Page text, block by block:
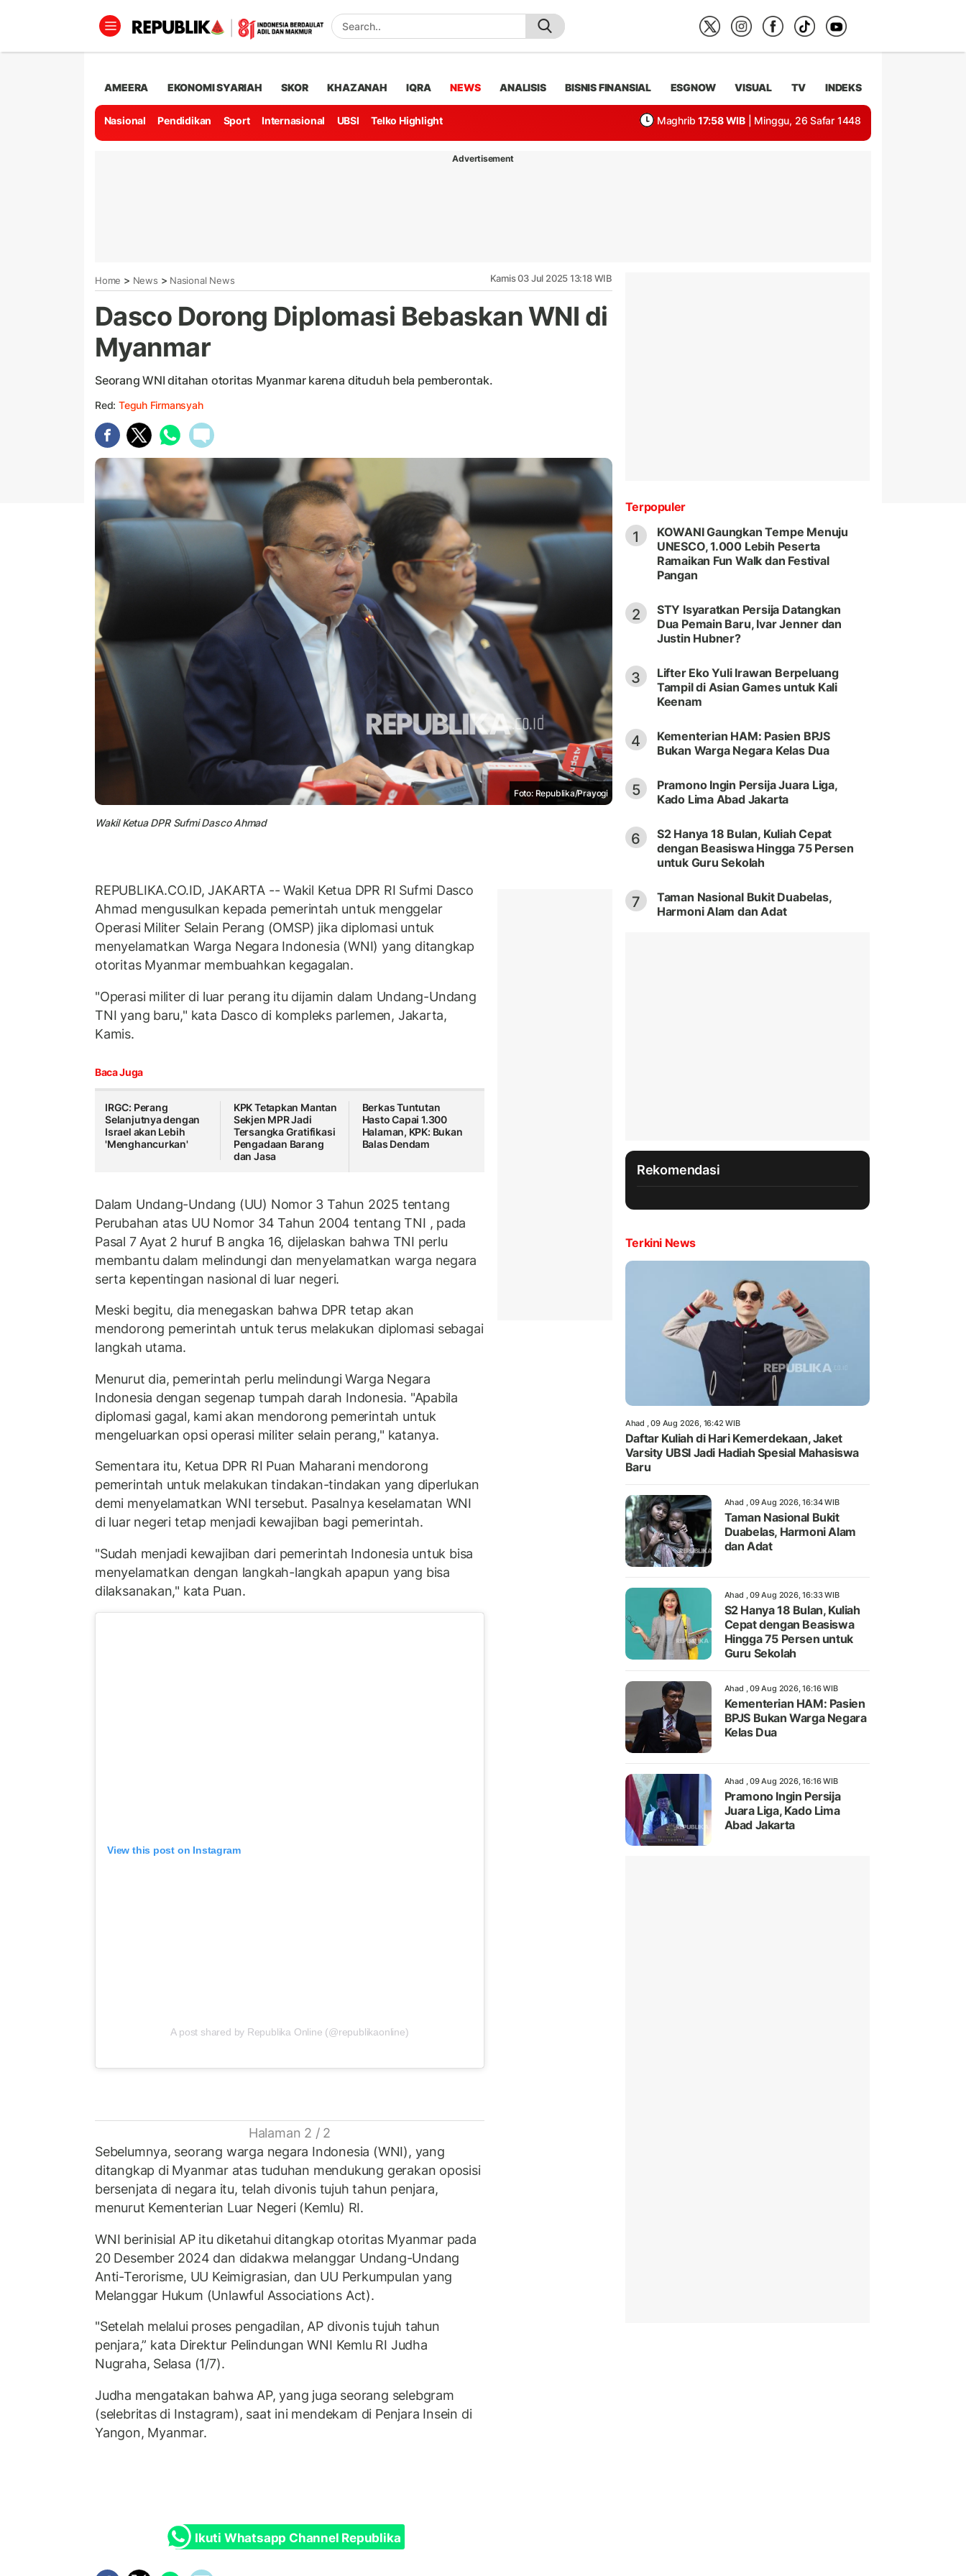
AMEERA EKONOMI SYARIAH SKOR KHAZANAH IQRA NEWS ANALISIS BISNIS FINANSIAL ESGNOW VISUAL TV INDEKS
Nasional Pendidikan Sport Internasional UBSI Telko Highlight Maghrib 17:58 WIB | Minggu, 26 Safar 1448
Advertisement
Home > News > Nasional News Kamis 03 Jul 2025 13:18 WIB
Dasco Dorong Diplomasi Bebaskan WNI di
Myanmar
Seorang WNI ditahan otoritas Myanmar karena dituduh bela pemberontak.
Red: Teguh Firmansyah
Foto: Republika/Prayogi
Wakil Ketua DPR Sufmi Dasco Ahmad
REPUBLIKA.CO.ID, JAKARTA -- Wakil Ketua DPR RI Sufmi Dasco
Ahmad mengusulkan kepada pemerintah untuk menggelar
Operasi Militer Selain Perang (OMSP) jika diplomasi untuk
menyelamatkan Warga Negara Indonesia (WNI) yang ditangkap
otoritas Myanmar membuahkan kegagalan.
"Operasi militer di luar perang itu dijamin dalam Undang-Undang
TNI yang baru," kata Dasco di kompleks parlemen, Jakarta,
Kamis.
Baca Juga
IRGC: Perang
Selanjutnya dengan
Israel akan Lebih
'Menghancurkan'
KPK Tetapkan Mantan
Sekjen MPR Jadi
Tersangka Gratifikasi
Pengadaan Barang
dan Jasa
Berkas Tuntutan
Hasto Capai 1.300
Halaman, KPK: Bukan
Balas Dendam
Dalam Undang-Undang (UU) Nomor 3 Tahun 2025 tentang
Perubahan atas UU Nomor 34 Tahun 2004 tentang TNI , pada
Pasal 7 Ayat 2 huruf B angka 16, dijelaskan bahwa TNI perlu
membantu dalam melindungi dan menyelamatkan warga negara
serta kepentingan nasional di luar negeri.
Meski begitu, dia menegaskan bahwa DPR tetap akan
mendorong pemerintah untuk terus melakukan diplomasi sebagai
langkah utama.
Menurut dia, pemerintah perlu melindungi Warga Negara
Indonesia dengan segenap tumpah darah Indonesia. "Apabila
diplomasi gagal, kami akan mendorong pemerintah untuk
mengeluarkan opsi operasi militer selain perang," katanya.
Sementara itu, Ketua DPR RI Puan Maharani mendorong
pemerintah untuk melakukan tindakan-tindakan yang diperlukan
demi menyelamatkan WNI tersebut. Pasalnya keselamatan WNI
di luar negeri tetap menjadi kewajiban bagi pemerintah.
"Sudah menjadi kewajiban dari pemerintah Indonesia untuk bisa
menyelamatkan dengan langkah-langkah apapun yang bisa
dilaksanakan," kata Puan.
View this post on Instagram
A post shared by Republika Online (@republikaonline)
Halaman 2 / 2
Sebelumnya, seorang warga negara Indonesia (WNI), yang
ditangkap di Myanmar atas tuduhan mendukung gerakan oposisi
bersenjata di negara itu, telah divonis tujuh tahun penjara,
menurut Kementerian Luar Negeri (Kemlu) RI.
WNI berinisial AP itu diketahui ditangkap otoritas Myanmar pada
20 Desember 2024 dan didakwa melanggar Undang-Undang
Anti-Terorisme, UU Keimigrasian, dan UU Perkumpulan yang
Melanggar Hukum (Unlawful Associations Act).
"Setelah melalui proses pengadilan, AP divonis tujuh tahun
penjara,” kata Direktur Pelindungan WNI Kemlu RI Judha
Nugraha, Selasa (1/7).
Judha mengatakan bahwa AP, yang juga seorang selebgram
(selebritas di Instagram), saat ini mendekam di Penjara Insein di
Yangon, Myanmar.
Ikuti Whatsapp Channel Republika
Terpopuler
1
KOWANI Gaungkan Tempe Menuju
UNESCO, 1.000 Lebih Peserta
Ramaikan Fun Walk dan Festival
Pangan
2
STY Isyaratkan Persija Datangkan
Dua Pemain Baru, Ivar Jenner dan
Justin Hubner?
3
Lifter Eko Yuli Irawan Berpeluang
Tampil di Asian Games untuk Kali
Keenam
4
Kementerian HAM: Pasien BPJS
Bukan Warga Negara Kelas Dua
5
Pramono Ingin Persija Juara Liga,
Kado Lima Abad Jakarta
6
S2 Hanya 18 Bulan, Kuliah Cepat
dengan Beasiswa Hingga 75 Persen
untuk Guru Sekolah
7
Taman Nasional Bukit Duabelas,
Harmoni Alam dan Adat
Rekomendasi
Terkini News
Ahad , 09 Aug 2026, 16:42 WIB
Daftar Kuliah di Hari Kemerdekaan, Jaket
Varsity UBSI Jadi Hadiah Spesial Mahasiswa
Baru
Ahad , 09 Aug 2026, 16:34 WIB
Taman Nasional Bukit
Duabelas, Harmoni Alam
dan Adat
Ahad , 09 Aug 2026, 16:33 WIB
S2 Hanya 18 Bulan, Kuliah
Cepat dengan Beasiswa
Hingga 75 Persen untuk
Guru Sekolah
Ahad , 09 Aug 2026, 16:16 WIB
Kementerian HAM: Pasien
BPJS Bukan Warga Negara
Kelas Dua
Ahad , 09 Aug 2026, 16:16 WIB
Pramono Ingin Persija
Juara Liga, Kado Lima
Abad Jakarta